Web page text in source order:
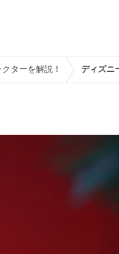
ターを解説！ ディズニ